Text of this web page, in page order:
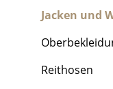
Jacken und
Reithosen